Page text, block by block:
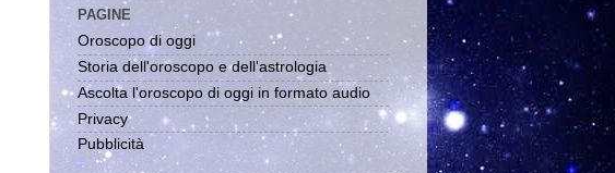
PAGINE
Oroscopo di oggi
Storia dell'oroscopo e dell'astrologia
Ascolta l'oroscopo di oggi in formato audio
Privacy
Pubblicità